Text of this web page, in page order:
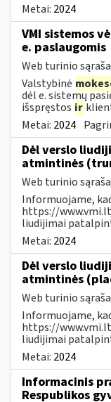
Metai: 2024
VMI sistemos
e. paslaugomis
Web turinio
Valstybinė
dėl e. sistemų
išspręstos ir
Metai: 2024
Dėl verslo
atmintinės
Web turinio
Informuojame,
https://
liudijimai
Metai: 2024
Dėl verslo
atmintinės
Web turinio
Informuojame,
https://
liudijimai
Metai: 2024
Informacinis
Respublikos